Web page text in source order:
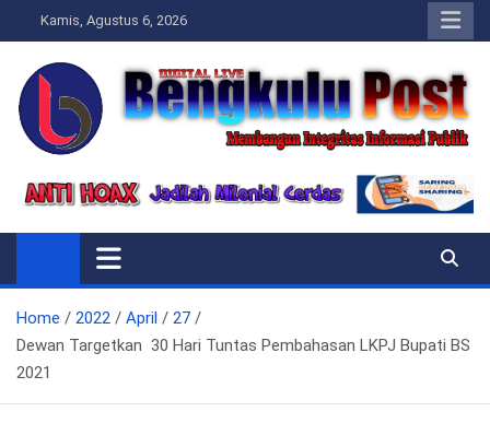
to
content
Kamis, Agustus 6, 2026
Bengkulupost.id
Home 2022 April
27
Dewan Targetkan 30 Hari Tuntas Pembahasan LKPJ Bupati BS
2021